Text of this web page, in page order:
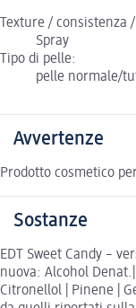
Texture / consistenza
Spray
Tipo di pelle:
pelle normale/
Avvertenze
Prodotto cosmetico
Sostanze
EDT Sweet Candy –
nuova: Alcohol
Citronellol | Pinene |